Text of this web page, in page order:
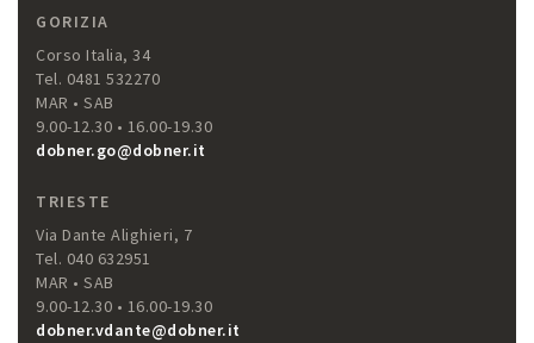
GORIZIA
Corso Italia, 34
Tel. 0481 532270
MAR • SAB
9.00-12.30 • 16.00-19.30
dobner.go@dobner.it
TRIESTE
Via Dante Alighieri, 7
Tel. 040 632951
MAR • SAB
9.00-12.30 • 16.00-19.30
dobner.vdante@dobner.it